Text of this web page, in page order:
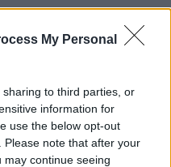
My Personal
to third parties, or
information for
use the below opt-out
note that after your
continue seeing